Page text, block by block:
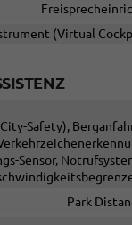
(Virtual
Safety),
Sensor,
Park